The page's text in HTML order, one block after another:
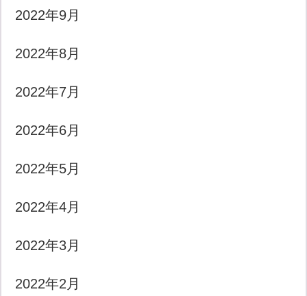
2022年9月
2022年8月
2022年7月
2022年6月
2022年5月
2022年4月
2022年3月
2022年2月